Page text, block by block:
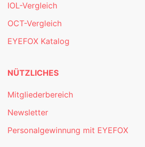
IOL-Vergleich
OCT-Vergleich
EYEFOX Katalog
NÜTZLICHES
Mitgliederbereich
Newsletter
Personalgewinnung mit EYEFOX